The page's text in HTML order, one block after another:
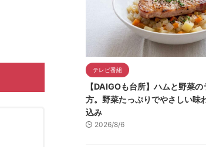
テレビ番組
【DAIGOも台所】ハムと野菜の
方。野菜たっぷりでやさしい味
込み
2026/8/6